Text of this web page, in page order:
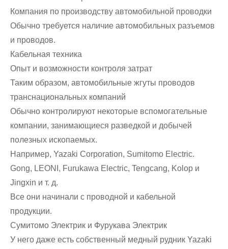
Компания по производству автомобильной проводки
Обычно требуется наличие автомобильных разъемов
и проводов.
Кабельная техника
Опыт и возможности контроля затрат
Таким образом, автомобильные жгуты проводов
транснациональных компаний
Обычно контролируют некоторые вспомогательные
компании, занимающиеся разведкой и добычей
полезных ископаемых.
Например, Yazaki Corporation, Sumitomo Electric.
Gong, LEONI, Furukawa Electric, Tengcang, Kolop и
Jingxin и т. д.
Все они начинали с проводной и кабельной
продукции.
Сумитомо Электрик и Фурукава Электрик
У него даже есть собственный медный рудник Yazaki